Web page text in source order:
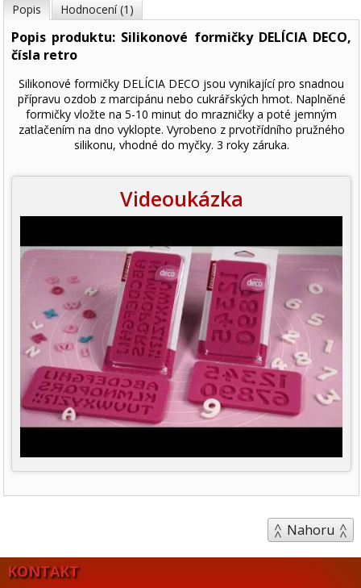
Popis Hodnocení (1)
Popis produktu: Silikonové formičky DELÍCIA DECO,
čísla retro
Silikonové formičky DELÍCIA DECO jsou vynikající pro snadnou
přípravu ozdob z marcipánu nebo cukrářských hmot. Naplněné
formičky vložte na 5-10 minut do mrazničky a poté jemným
zatlačením na dno vyklopte. Vyrobeno z prvotřídního pružného
silikonu, vhodné do myčky. 3 roky záruka.
Videoukázka
Nahoru
KONTAKT